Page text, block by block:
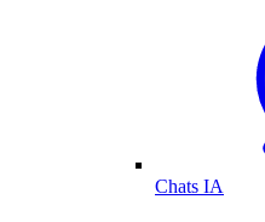
Chats IA